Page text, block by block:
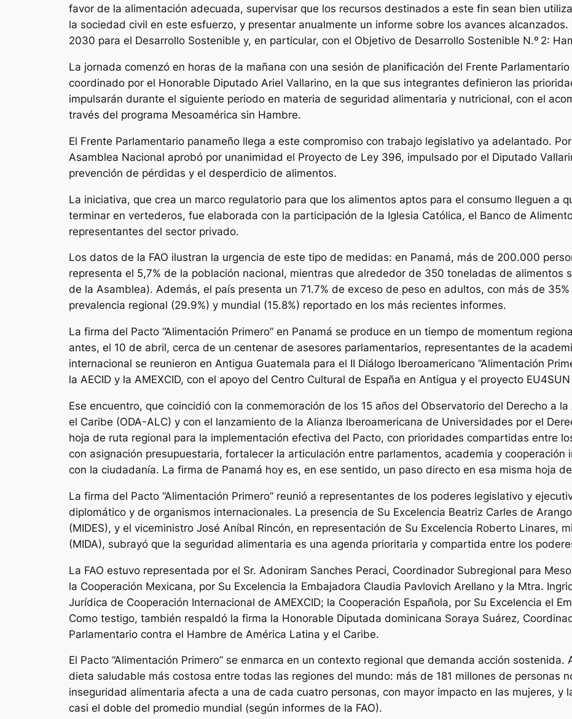
favor de la alimentación adecuada, supervisar que los recursos destinados a este fin sean bien
la sociedad civil en este esfuerzo, y presentar anualmente un informe sobre los avances
2030 para el Desarrollo Sostenible y, en particular, con el Objetivo de Desarrollo Sostenible N.º 2:
La jornada comenzó en horas de la mañana con una sesión de planificación del Frente
coordinado por el Honorable Diputado Ariel Vallarino, en la que sus integrantes definieron las
impulsarán durante el siguiente periodo en materia de seguridad alimentaria y nutricional, con el
través del programa Mesoamérica sin Hambre.
El Frente Parlamentario panameño llega a este compromiso con trabajo legislativo ya adelantado.
Asamblea Nacional aprobó por unanimidad el Proyecto de Ley 396, impulsado por el Diputado
prevención de pérdidas y el desperdicio de alimentos.
La iniciativa, que crea un marco regulatorio para que los alimentos aptos para el consumo lleguen a
terminar en vertederos, fue elaborada con la participación de la Iglesia Católica, el Banco de
representantes del sector privado.
Los datos de la FAO ilustran la urgencia de este tipo de medidas: en Panamá, más de 200.000
representa el 5,7% de la población nacional, mientras que alrededor de 350 toneladas de alimentos
de la Asamblea). Además, el país presenta un 71.7% de exceso de peso en adultos, con más de
prevalencia regional (29.9%) y mundial (15.8%) reportado en los más recientes informes.
La firma del Pacto “Alimentación Primero” en Panamá se produce en un tiempo de momentum
antes, el 10 de abril, cerca de un centenar de asesores parlamentarios, representantes de la
internacional se reunieron en Antigua Guatemala para el II Diálogo Iberoamericano “Alimentación
la AECID y la AMEXCID, con el apoyo del Centro Cultural de España en Antigua y el proyecto EU4SUN
Ese encuentro, que coincidió con la conmemoración de los 15 años del Observatorio del Derecho a
el Caribe (ODA-ALC) y con el lanzamiento de la Alianza Iberoamericana de Universidades por el
hoja de ruta regional para la implementación efectiva del Pacto, con prioridades compartidas entre
con asignación presupuestaria, fortalecer la articulación entre parlamentos, academia y cooperación
con la ciudadanía. La firma de Panamá hoy es, en ese sentido, un paso directo en esa misma hoja
La firma del Pacto “Alimentación Primero” reunió a representantes de los poderes legislativo y
diplomático y de organismos internacionales. La presencia de Su Excelencia Beatriz Carles de
(MIDES), y el viceministro José Aníbal Rincón, en representación de Su Excelencia Roberto Linares,
(MIDA), subrayó que la seguridad alimentaria es una agenda prioritaria y compartida entre los
La FAO estuvo representada por el Sr. Adoniram Sanches Peraci, Coordinador Subregional para
la Cooperación Mexicana, por Su Excelencia la Embajadora Claudia Pavlovich Arellano y la Mtra.
Jurídica de Cooperación Internacional de AMEXCID; la Cooperación Española, por Su Excelencia el
Como testigo, también respaldó la firma la Honorable Diputada dominicana Soraya Suárez,
Parlamentario contra el Hambre de América Latina y el Caribe.
El Pacto “Alimentación Primero” se enmarca en un contexto regional que demanda acción
dieta saludable más costosa entre todas las regiones del mundo: más de 181 millones de personas
inseguridad alimentaria afecta a una de cada cuatro personas, con mayor impacto en las mujeres, y
casi el doble del promedio mundial (según informes de la FAO).